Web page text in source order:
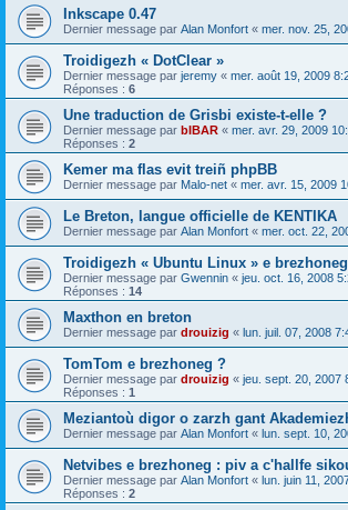
Inkscape 0.47
Dernier message par Alan Monfort « mer. nov. 25,
Troidigezh « DotClear »
Dernier message par jeremy « mer. août 19, 2009
Réponses : 6
Une traduction de Grisbi existe-t-elle ?
Dernier message par bIBAR « mer. avr. 29, 2009
Réponses : 2
Kemer ma flas evit treiñ phpBB
Dernier message par Malo-net « mer. avr. 15, 2009
Le Breton, langue officielle de KENTIKA
Dernier message par Alan Monfort « mer. oct. 22,
Troidigezh « Ubuntu Linux » e brezhoneg
Dernier message par Gwennin « jeu. oct. 16, 2008
Réponses : 14
Maxthon en breton
Dernier message par drouizig « lun. juil. 07, 2008
TomTom e brezhoneg ?
Dernier message par drouizig « jeu. sept. 20, 2007
Réponses : 1
Meziantoù digor o zarzh gant
Dernier message par Alan Monfort « lun. sept. 10,
Netvibes e brezhoneg : piv a c'hallfe
Dernier message par Alan Monfort « lun. juin 11,
Réponses : 2